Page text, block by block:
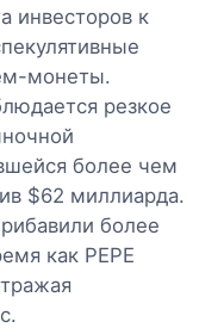
инвесторов к
монеты.
резкое
более чем
$62 миллиарда.
более
как PEPE